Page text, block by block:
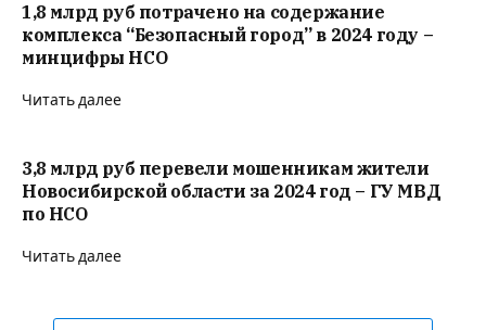
1,8 млрд руб потрачено на содержание
комплекса “Безопасный город” в 2024 году –
минцифры НСО
Читать далее
3,8 млрд руб перевели мошенникам жители
Новосибирской области за 2024 год – ГУ МВД
по НСО
Читать далее